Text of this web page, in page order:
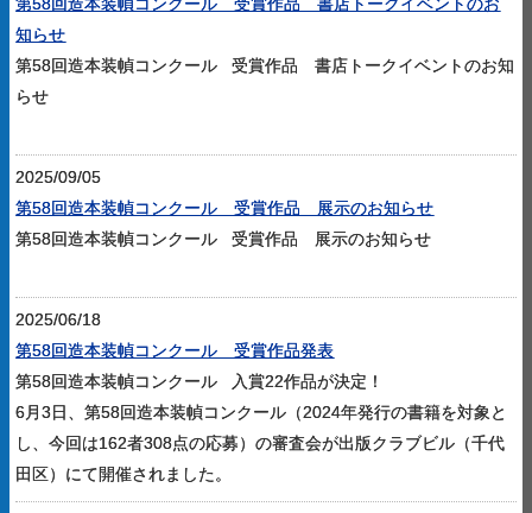
知らせ
第58回造本装幀コンクール 受賞作品 書店トークイベントのお知
らせ
2025/09/05
第58回造本装幀コンクール 受賞作品 展示のお知らせ
第58回造本装幀コンクール 受賞作品 展示のお知らせ
2025/06/18
第58回造本装幀コンクール 受賞作品発表
第58回造本装幀コンクール 入賞22作品が決定！
6月3日、第58回造本装幀コンクール（2024年発行の書籍を対象と
し、今回は162者308点の応募）の審査会が出版クラブビル（千代
田区）にて開催されました。